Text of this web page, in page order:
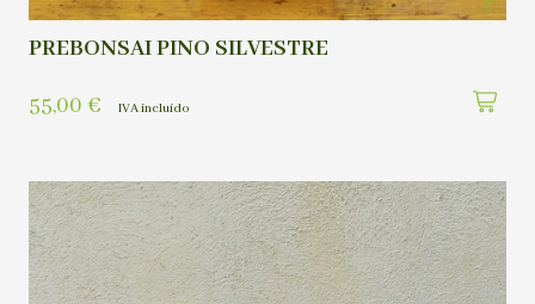
PREBONSAI PINO SILVESTRE
55,00 € IVA incluído